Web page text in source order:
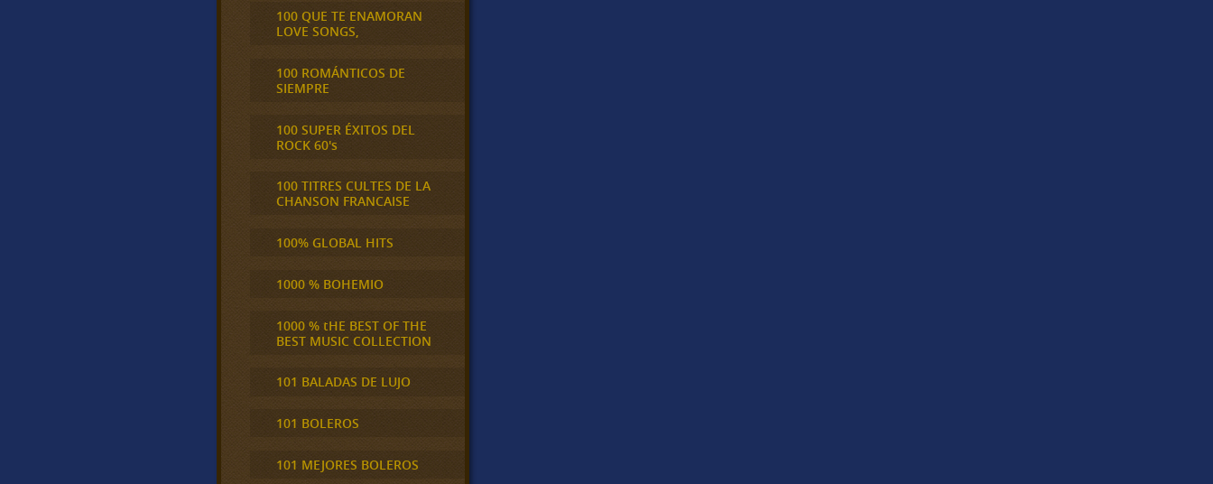
100 QUE TE ENAMORAN
LOVE SONGS,
100 ROMÁNTICOS DE
SIEMPRE
100 SUPER ÉXITOS DEL
ROCK 60's
100 TITRES CULTES DE LA
CHANSON FRANCAISE
100% GLOBAL HITS
1000 % BOHEMIO
1000 % tHE BEST OF THE
BEST MUSIC COLLECTION
101 BALADAS DE LUJO
101 BOLEROS
101 MEJORES BOLEROS